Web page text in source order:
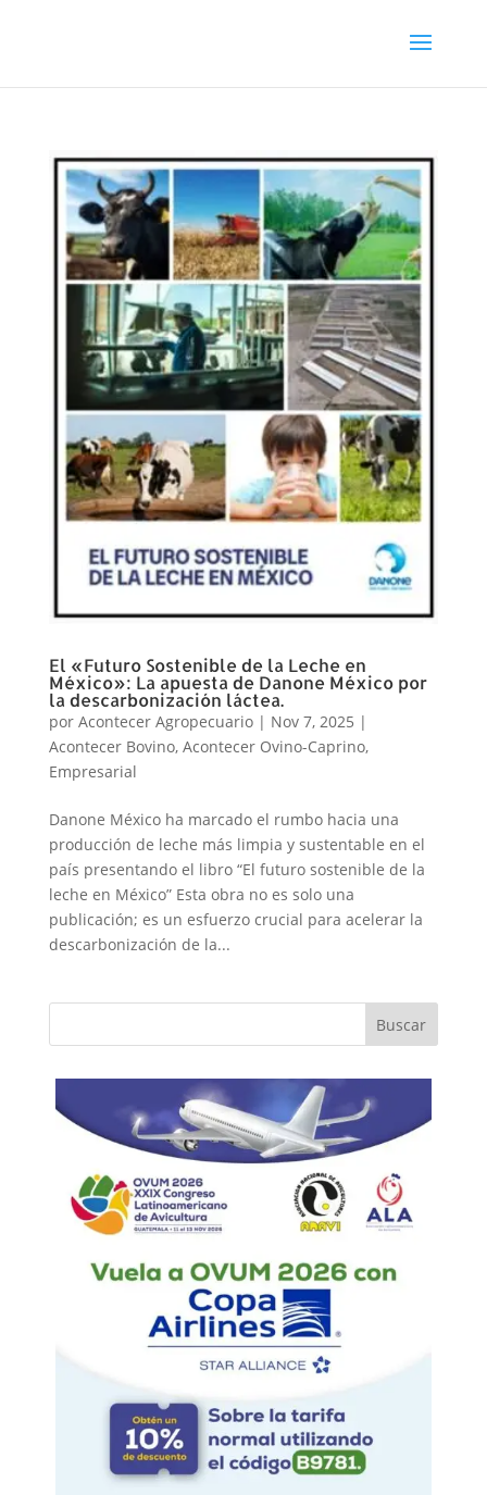
El «Futuro Sostenible de la Leche en
México»: La apuesta de Danone México por
la descarbonización láctea.
por Acontecer Agropecuario| Nov 7, 2025 |
Acontecer Bovino, Acontecer Ovino-Caprino,
Empresarial
Danone México ha marcado el rumbo hacia una
producción de leche más limpia y sustentable en el
país presentando el libro “El futuro sostenible de la
leche en México” Esta obra no es solo una
publicación; es un esfuerzo crucial para acelerar la
descarbonización de la...
Buscar